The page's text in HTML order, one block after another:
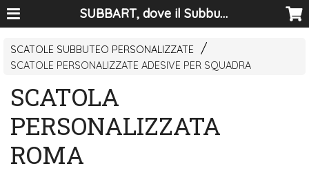
SUBBART, dove il Subbuteo diventa arte
SCATOLE SUBBUTEO PERSONALIZZATE
SCATOLE PERSONALIZZATE ADESIVE PER SQUADRA
SCATOLA
PERSONALIZZATA
ROMA